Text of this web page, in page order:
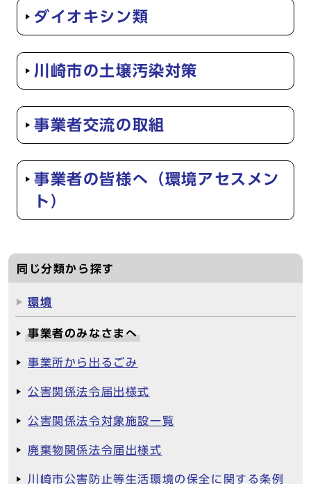
ダイオキシン類
川崎市の土壌汚染対策
事業者交流の取組
事業者の皆様へ（環境アセスメン
ト）
同じ分類から探す
環境
事業者のみなさまへ
事業所から出るごみ
公害関係法令届出様式
公害関係法令対象施設一覧
廃棄物関係法令届出様式
川崎市公害防止等生活環境の保全に関する条例